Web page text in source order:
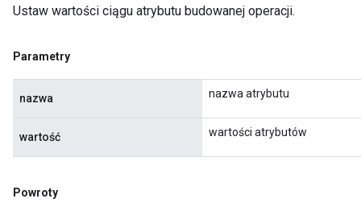
Ustaw wartości ciągu atrybutu budowanej operacji.
Parametry
nazwa nazwa atrybutu
wartość wartości atrybutów
Powroty